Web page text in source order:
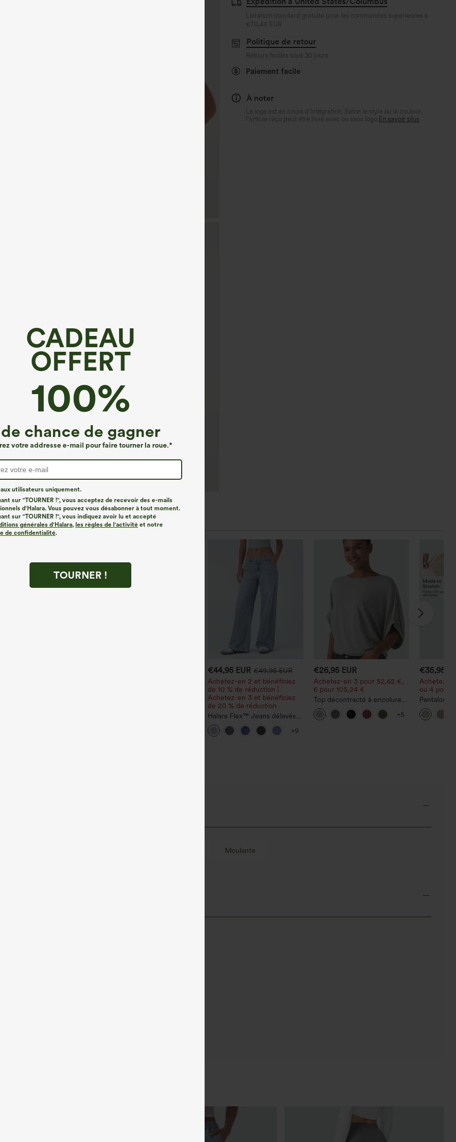
CADEAU
OFFERT
100%
de chance de gagner
votre addresse e-mail pour faire tourner la roue.*
utilisateurs uniquement.
sur "TOURNER !", vous acceptez de recevoir des e-mails
d'Halara. Vous pouvez vous désabonner à tout moment.
sur "TOURNER !", vous indiquez avoir lu et accepté
générales d'Halara, les règles de l'activité et notre
de confidentialité.
TOURNER !
Livraison standard gratuite pour les commandes supérieures à
€70,46 EUR
Politique de retour
Retours faciles sous 30 jours
Paiement facile
À noter
Le logo est en cours d’intégration. Selon le style ou la couleur,
l’article reçu peut être livré avec ou sans logo. En savoir plus
Similaires
€44,95 EUR €49,95 EUR
Achetez-en 2 et bénéficiez
de 10 % de réduction |
Achetez-en 3 et bénéficiez
de 20 % de réduction
Halara Flex™ Jeans délavés
décontractés, coupe baggy à
jambe large, taille basse
+9
€26,95 EUR
Achetez-en 3 pour 52,62 €,
6 pour 105,24 €
Top décontracté à encolure
ronde, manches chauve-
souris et coupe ample
+5
€35,95
Achetez-
ou 4 pour
Pantalon
haute à
lin, avec
Moulante